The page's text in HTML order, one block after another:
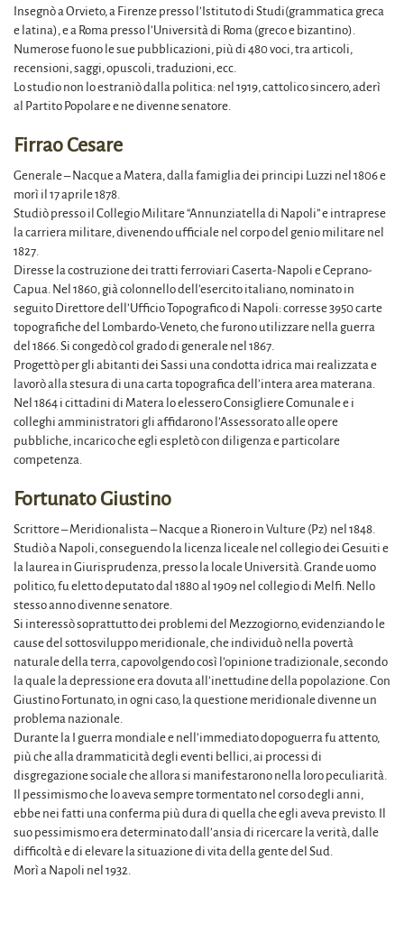
Insegnò a Orvieto, a Firenze presso l’Istituto di Studi(grammatica greca
e latina), e a Roma presso l’Università di Roma (greco e bizantino).
Numerose fuono le sue pubblicazioni, più di 480 voci, tra articoli,
recensioni, saggi, opuscoli, traduzioni, ecc.
Lo studio non lo estraniò dalla politica: nel 1919, cattolico sincero, aderì
al Partito Popolare e ne divenne senatore.
Firrao Cesare
Generale – Nacque a Matera, dalla famiglia dei principi Luzzi nel 1806 e
morì il 17 aprile 1878.
Studiò presso il Collegio Militare “Annunziatella di Napoli” e intraprese
la carriera militare, divenendo ufficiale nel corpo del genio militare nel
1827.
Diresse la costruzione dei tratti ferroviari Caserta-Napoli e Ceprano-
Capua. Nel 1860, già colonnello dell’esercito italiano, nominato in
seguito Direttore dell’Ufficio Topografico di Napoli: corresse 3950 carte
topografiche del Lombardo-Veneto, che furono utilizzare nella guerra
del 1866. Si congedò col grado di generale nel 1867.
Progettò per gli abitanti dei Sassi una condotta idrica mai realizzata e
lavorò alla stesura di una carta topografica dell’intera area materana.
Nel 1864 i cittadini di Matera lo elessero Consigliere Comunale e i
colleghi amministratori gli affidarono l’Assessorato alle opere
pubbliche, incarico che egli espletò con diligenza e particolare
competenza.
Fortunato Giustino
Scrittore – Meridionalista – Nacque a Rionero in Vulture (Pz) nel 1848.
Studiò a Napoli, conseguendo la licenza liceale nel collegio dei Gesuiti e
la laurea in Giurisprudenza, presso la locale Università. Grande uomo
politico, fu eletto deputato dal 1880 al 1909 nel collegio di Melfi. Nello
stesso anno divenne senatore.
Si interessò soprattutto dei problemi del Mezzogiorno, evidenziando le
cause del sottosviluppo meridionale, che individuò nella povertà
naturale della terra, capovolgendo così l’opinione tradizionale, secondo
la quale la depressione era dovuta all’inettudine della popolazione. Con
Giustino Fortunato, in ogni caso, la questione meridionale divenne un
problema nazionale.
Durante la I guerra mondiale e nell’immediato dopoguerra fu attento,
più che alla drammaticità degli eventi bellici, ai processi di
disgregazione sociale che allora si manifestarono nella loro peculiarità.
Il pessimismo che lo aveva sempre tormentato nel corso degli anni,
ebbe nei fatti una conferma più dura di quella che egli aveva previsto. Il
suo pessimismo era determinato dall’ansia di ricercare la verità, dalle
difficoltà e di elevare la situazione di vita della gente del Sud.
Morì a Napoli nel 1932.